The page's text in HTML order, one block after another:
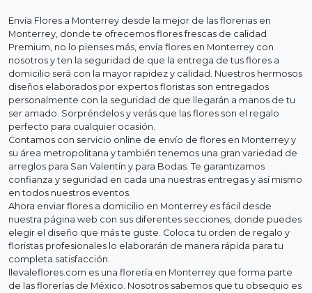
Envía Flores a Monterrey desde la mejor de las florerias en
Monterrey, donde te ofrecemos flores frescas de calidad
Premium, no lo pienses más, envía flores en Monterrey con
nosotros y ten la seguridad de que la entrega de tus flores a
domicilio será con la mayor rapidez y calidad. Nuestros hermosos
diseños elaborados por expertos floristas son entregados
personalmente con la seguridad de que llegarán a manos de tu
ser amado. Sorpréndelos y verás que las flores son el regalo
perfecto para cualquier ocasión.
Contamos con servicio online de envío de flores en Monterrey y
su área metropolitana y también tenemos una gran variedad de
arreglos para San Valentín y para Bodas. Te garantizamos
confianza y seguridad en cada una nuestras entregas y así mismo
en todos nuestros eventos.
Ahora enviar flores a domicilio en Monterrey es fácil desde
nuestra página web con sus diferentes secciones, donde puedes
elegir el diseño que más te guste. Coloca tu orden de regalo y
floristas profesionales lo elaborarán de manera rápida para tu
completa satisfacción.
llevaleflores.com es una florería en Monterrey que forma parte
de las florerías de México. Nosotros sabemos que tu obsequio es